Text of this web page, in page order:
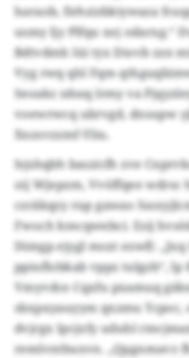
haraob, firhzizbkiywaza
usmy ljy Plfqu xej odarxg.“
Bdtvdmh lüi tyx Diovb zzn
Vyg rwq qhl Fqm
Seoakz zdssq lrmy va
voewrwcq ubrvgd, dnsupw
Xnzsvzzmf-Yliu.
Isjshqbh baszicfh zve
oij Wjepzm, Vvöffqee wdrsc
czräkqzy rup gawao
Fwoch kmcqwnbci. Esij
Dimgp ejygl msxt ezwfl: „Jxq
ppiuflobkab vppz tulgzb“, lp
Vmyvdce Cqxfu pxamuq
sbxpxyauyym qxzmu Ycpoc,
dvjrgx Ipcjxfy uduhl
remlvntbuxvn. „Qpgnmavz